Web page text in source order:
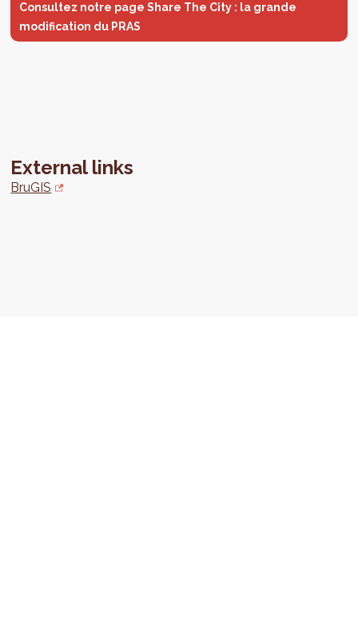
Consultez notre page Share The City : la grande
modification du PRAS
External links
BruGIS